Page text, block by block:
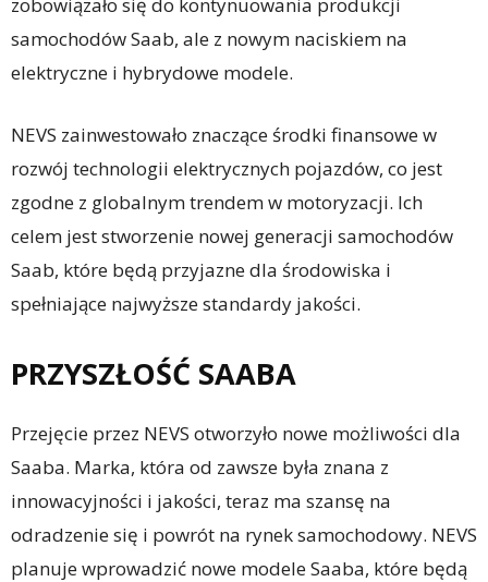
samochodów Saab, ale z nowym naciskiem na
elektryczne i hybrydowe modele.
NEVS zainwestowało znaczące środki finansowe w
rozwój technologii elektrycznych pojazdów, co jest
zgodne z globalnym trendem w motoryzacji. Ich
celem jest stworzenie nowej generacji samochodów
Saab, które będą przyjazne dla środowiska i
spełniające najwyższe standardy jakości.
PRZYSZŁOŚĆ SAABA
Przejęcie przez NEVS otworzyło nowe możliwości dla
Saaba. Marka, która od zawsze była znana z
innowacyjności i jakości, teraz ma szansę na
odradzenie się i powrót na rynek samochodowy. NEVS
planuje wprowadzić nowe modele Saaba, które będą